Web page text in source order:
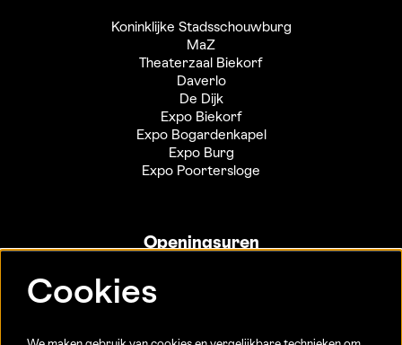
Koninklijke Stadsschouwburg
MaZ
Theaterzaal Biekorf
Daverlo
De Dijk
Expo Biekorf
Expo Bogardenkapel
Expo Burg
Expo Poortersloge
Openingsuren
Sint-Jakobsstraat 20
Cookies